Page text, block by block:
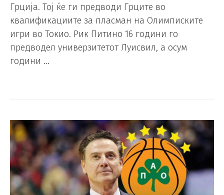
Грција. Тој ќе ги предводи Грците во
квалификациите за пласман на Олимписките
игри во Токио. Рик Питино 16 години го
предводел универзитетот Луисвил, а осум
години …